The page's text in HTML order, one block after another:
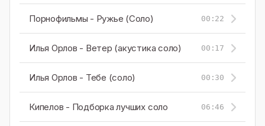
Порнофильмы - Ружье (Соло) 00:22
Илья Орлов - Ветер (акустика соло) 00:17
Илья Орлов - Тебе (соло) 00:30
Кипелов - Подборка лучших соло 06:46